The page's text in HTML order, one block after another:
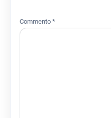
Commento *